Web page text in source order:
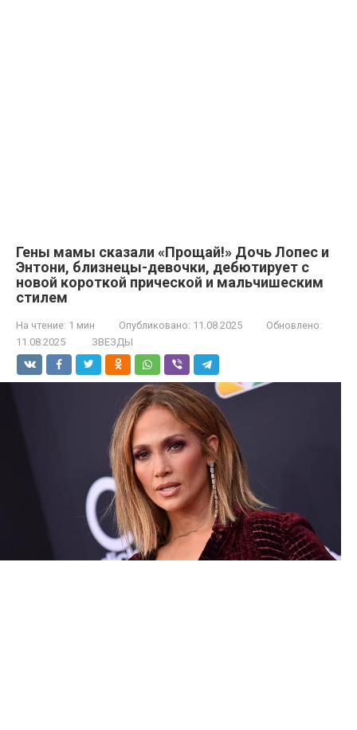
Гены мамы сказали «Прощай!» Дочь Лопес и
Энтони, близнецы-девочки, дебютирует с
новой короткой прической и мальчишеским
стилем
На чтение: 1 мин Опубликовано: 11.08.2025
Обновлено:
11.08.2025
ЗВЕЗДЫ